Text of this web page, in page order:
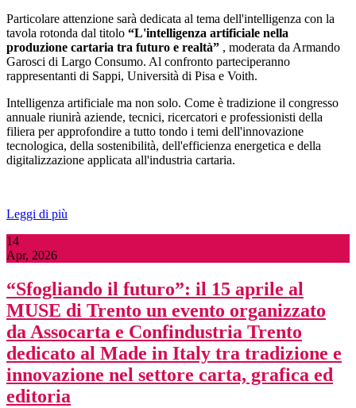
Particolare attenzione sarà dedicata al tema dell'intelligenza con la
tavola rotonda dal titolo “L'intelligenza artificiale nella
produzione cartaria tra futuro e realtà” , moderata da Armando
Garosci di Largo Consumo. Al confronto parteciperanno
rappresentanti di Sappi, Università di Pisa e Voith.
Intelligenza artificiale ma non solo. Come è tradizione il congresso
annuale riunirà aziende, tecnici, ricercatori e professionisti della
filiera per approfondire a tutto tondo i temi dell'innovazione
tecnologica, della sostenibilità, dell'efficienza energetica e della
digitalizzazione applicata all'industria cartaria.
Leggi di più
14
Apr, 2026
“Sfogliando il futuro”: il 15 aprile al
MUSE di Trento un evento organizzato
da Assocarta e Confindustria Trento
dedicato al Made in Italy tra tradizione e
innovazione nel settore carta, grafica ed
editoria